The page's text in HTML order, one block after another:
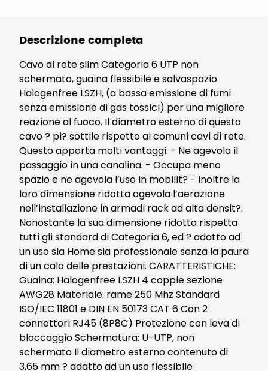
Descrizione completa
Cavo di rete slim Categoria 6 UTP non
schermato, guaina flessibile e salvaspazio
Halogenfree LSZH, (a bassa emissione di fumi
senza emissione di gas tossici) per una migliore
reazione al fuoco. Il diametro esterno di questo
cavo ? pi? sottile rispetto ai comuni cavi di rete.
Questo apporta molti vantaggi: - Ne agevola il
passaggio in una canalina. - Occupa meno
spazio e ne agevola l’uso in mobilit? - Inoltre la
loro dimensione ridotta agevola l’aerazione
nell’installazione in armadi rack ad alta densit?.
Nonostante la sua dimensione ridotta rispetta
tutti gli standard di Categoria 6, ed ? adatto ad
un uso sia Home sia professionale senza la paura
di un calo delle prestazioni. CARATTERISTICHE:
Guaina: Halogenfree LSZH 4 coppie sezione
AWG28 Materiale: rame 250 Mhz Standard
ISO/IEC 11801 e DIN EN 50173 CAT 6 Con 2
connettori RJ45 (8P8C) Protezione con leva di
bloccaggio Schermatura: U-UTP, non
schermato Il diametro esterno contenuto di
3,65 mm ? adatto ad un uso flessibile